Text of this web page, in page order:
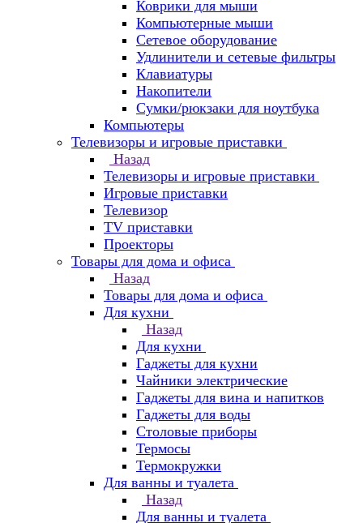
Коврики для мыши
Компьютерные мыши
Сетевое оборудование
Удлинители и сетевые фильтры
Клавиатуры
Накопители
Сумки/рюкзаки для ноутбука
Компьютеры
Телевизоры и игровые приставки
Назад
Телевизоры и игровые приставки
Игровые приставки
Телевизор
TV приставки
Проекторы
Товары для дома и офиса
Назад
Товары для дома и офиса
Для кухни
Назад
Для кухни
Гаджеты для кухни
Чайники электрические
Гаджеты для вина и напитков
Гаджеты для воды
Столовые приборы
Термосы
Термокружки
Для ванны и туалета
Назад
Для ванны и туалета